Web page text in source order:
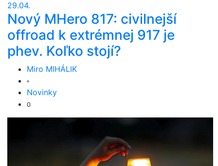
29.04.
Nový MHero 817: civilnejší
offroad k extrémnej 917 je
phev. Koľko stojí?
Miro MIHÁLIK
Novinky
0